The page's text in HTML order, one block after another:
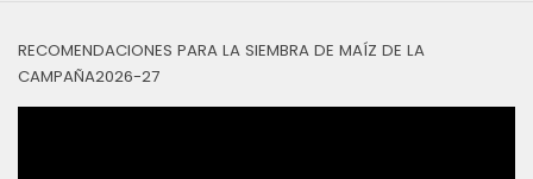
RECOMENDACIONES PARA LA SIEMBRA DE MAÍZ DE LA
CAMPAÑA2026-27